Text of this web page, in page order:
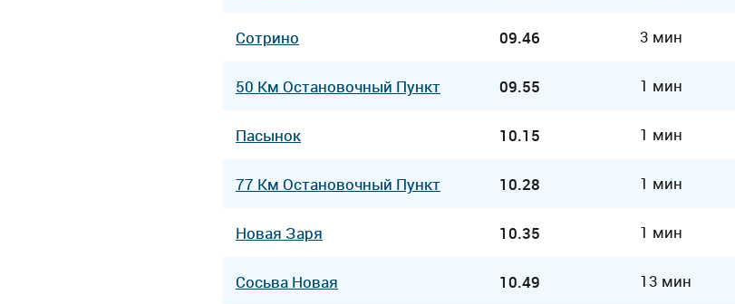
Сотрино 09.46 3 мин
50 Км Остановочный Пункт 09.55 1 мин
Пасынок 10.15 1 мин
77 Км Остановочный Пункт 10.28 1 мин
Новая Заря 10.35 1 мин
Сосьва Новая 10.49 13 мин